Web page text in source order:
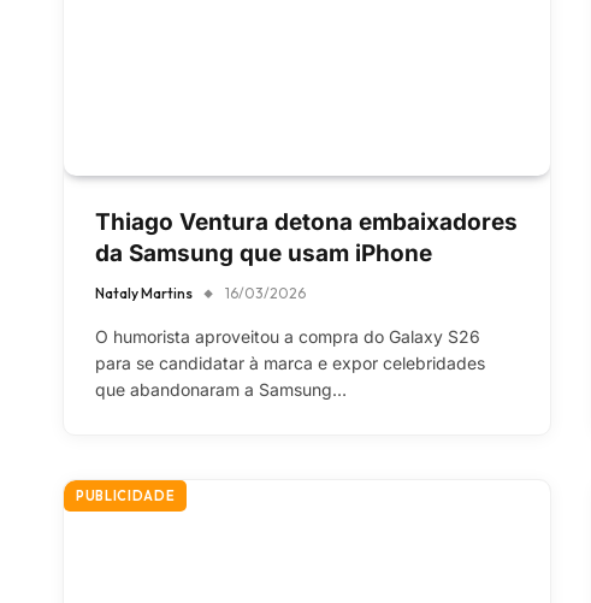
Thiago Ventura detona embaixadores
da Samsung que usam iPhone
Nataly Martins 16/03/2026
O humorista aproveitou a compra do Galaxy S26
para se candidatar à marca e expor celebridades
que abandonaram a Samsung…
PUBLICIDADE